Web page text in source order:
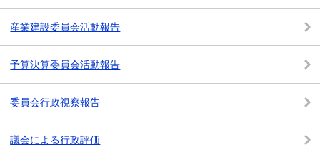
産業建設委員会活動報告
予算決算委員会活動報告
委員会行政視察報告
議会による行政評価